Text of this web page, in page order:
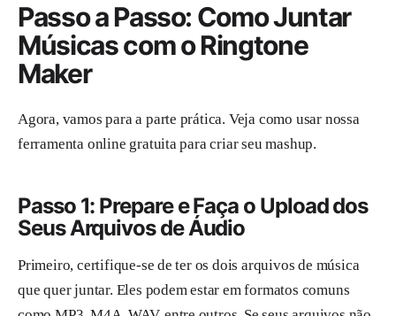
Passo a Passo: Como Juntar
Músicas com o Ringtone
Maker
Agora, vamos para a parte prática. Veja como usar nossa
ferramenta online gratuita para criar seu mashup.
Passo 1: Prepare e Faça o Upload dos
Seus Arquivos de Áudio
Primeiro, certifique-se de ter os dois arquivos de música
que quer juntar. Eles podem estar em formatos comuns